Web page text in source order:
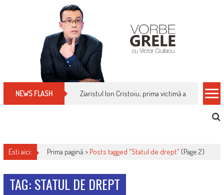
NEWS FLASH Ziaristul Ion Cristoiu, prima victimă a noi
Esti aici: Prima pagină > Posts tagged "Statul de drept" (Page 2)
TAG: STATUL DE DREPT